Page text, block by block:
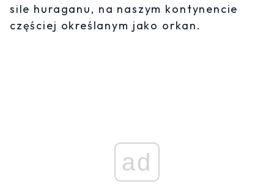
sile huraganu, na naszym kontynencie
częściej określanym jako orkan.
ad